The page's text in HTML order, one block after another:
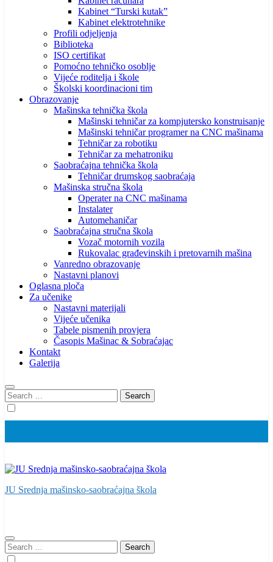
Kabinet “Turski kutak”
Kabinet elektrotehnike
Profili odjeljenja
Biblioteka
ISO certifikat
Pomoćno tehničko osoblje
Vijeće roditelja i škole
Školski koordinacioni tim
Obrazovanje
Mašinska tehnička škola
Mašinski tehničar za kompjutersko konstruisanje
Mašinski tehničar programer na CNC mašinama
Tehničar za robotiku
Tehničar za mehatroniku
Saobraćajna tehnička škola
Tehničar drumskog saobraćaja
Mašinska stručna škola
Operater na CNC mašinama
Instalater
Automehaničar
Saobraćajna stručna škola
Vozač motornih vozila
Rukovalac građevinskih i pretovarnih mašina
Vanredno obrazovanje
Nastavni planovi
Oglasna ploča
Za učenike
Nastavni materijali
Vijeće učenika
Tabele pismenih provjera
Časopis Mašinac & Sobraćajac
Kontakt
Galerija
Search
for:
JU Srednja mašinsko-saobraćajna škola
Search
for: